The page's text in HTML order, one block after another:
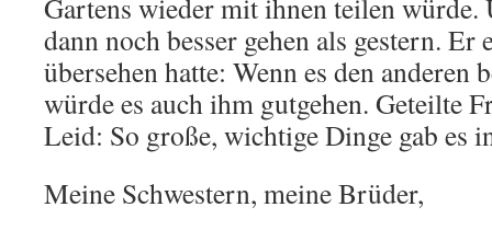
Gartens wieder mit ihnen teilen würde.
dann noch besser gehen als gestern. Er
übersehen hatte: Wenn es den anderen
würde es auch ihm gutgehen. Geteilte
Leid: So große, wichtige Dinge gab es
Meine Schwestern, meine Brüder,